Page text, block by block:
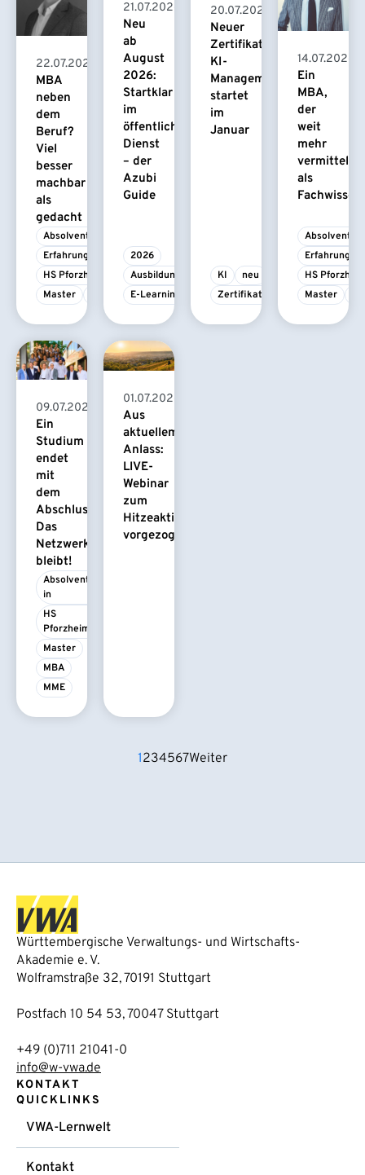
22.07.2026
MBA
neben
dem
Beruf?
Viel
besser
machbar
als
gedacht
Absolvent/-in
Erfahrungsbericht
HS Pforzheim
Master
21.07.2026
Neu
ab
August
2026:
Startklar
im
öffentlichen
Dienst
– der
Azubi
Guide
2026
Ausbildung
E-Learning
20.07.2026
Neuer
Zertifikatskurs
KI-
Management
startet
im
Januar
KI
neu
Zertifikatskurs
14.07.2026
Ein
MBA,
der
weit
mehr
vermittelt
als
Fachwissen
Absolvent/-
HS
Master
09.07.2026
Ein
Studium
endet
mit
dem
Abschluss.
Das
Netzwerk
bleibt!
Absolvent/-
in
HS
Pforzheim
Master
MBA
MME
01.07.2026
Aus
aktuellem
Anlass:
LIVE-
Webinar
zum
Hitzeaktionsplan
vorgezogen
1234567Weiter
Württembergische Verwaltungs- und Wirtschafts-
Akademie e. V.
Wolframstraße 32, 70191 Stuttgart
Postfach 10 54 53, 70047 Stuttgart
+49 (0)711 21041-0
info@w-vwa.de
KONTAKT
QUICKLINKS
VWA-Lernwelt
Kontakt